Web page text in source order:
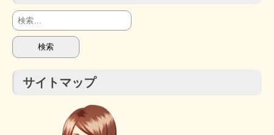
検
索:
サイトマップ